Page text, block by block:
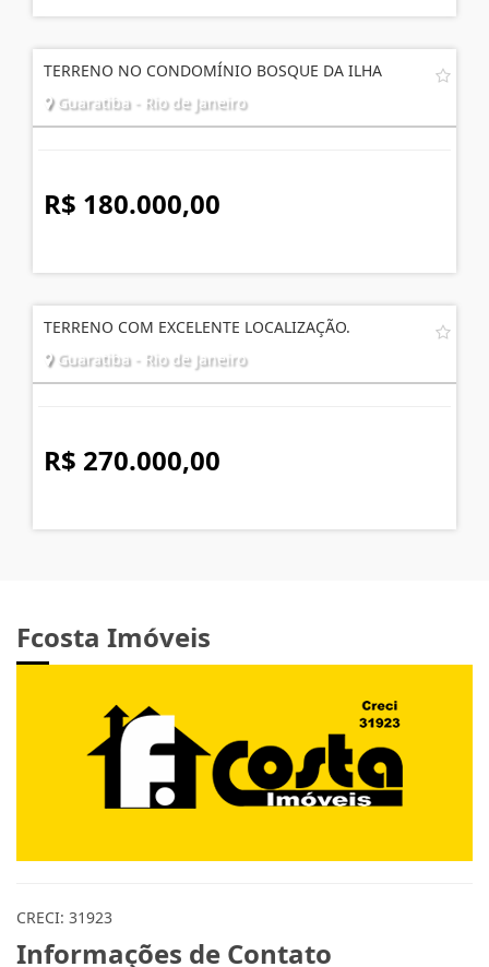
TERRENO NO CONDOMÍNIO BOSQUE DA ILHA
Guaratiba - Rio de Janeiro
R$ 180.000,00
TERRENO COM EXCELENTE LOCALIZAÇÃO.
Guaratiba - Rio de Janeiro
R$ 270.000,00
Fcosta Imóveis
CRECI: 31923
Informações de Contato